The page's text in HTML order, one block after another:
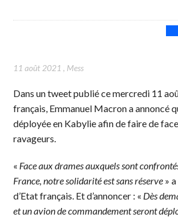
11 août 2021 , Mess
Dans un tweet publié ce mercredi 11
français, Emmanuel Macron a annoncé
déployée en Kabylie afin de faire de
ravageurs.
« Face aux drames auxquels sont
France, notre solidarité est sans réserve »
d’Etat français. Et d’annoncer : « Dès
et un avion de commandement seront